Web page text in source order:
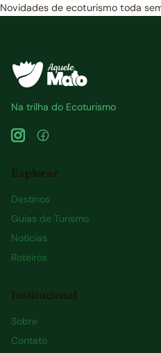
Novidades de ecoturismo toda
Na trilha do Ecoturismo
Explorar
Destinos
Guias de Turismo
Notícias
Roteiros
Institucional
Sobre
Contato